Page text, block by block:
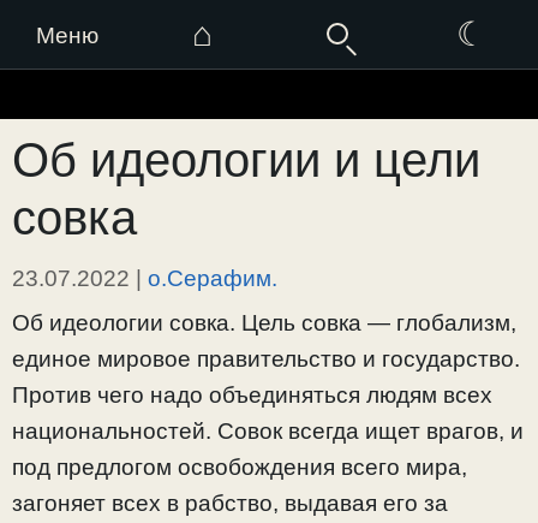
Меню ⌂ ☾
к
содержимому
Об идеологии и цели
совка
23.07.2022 | о.Серафим.
Об идеологии совка. Цель совка — глобализм,
единое мировое правительство и государство.
Против чего надо объединяться людям всех
национальностей. Совок всегда ищет врагов, и
под предлогом освобождения всего мира,
загоняет всех в рабство, выдавая его за